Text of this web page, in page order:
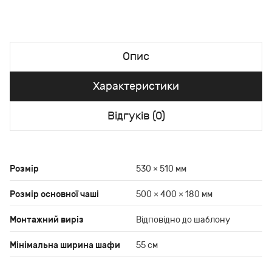
Опис
Характеристики
Відгуків (0)
Розмір 530 × 510 мм
Розмір основної чаші 500 × 400 × 180 мм
Монтажний виріз Відповідно до шаблону
Мінімальна ширина шафи 55 см